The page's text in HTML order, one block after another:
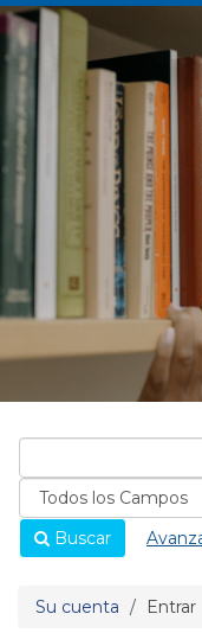
Buscar
Su cuenta Entrar